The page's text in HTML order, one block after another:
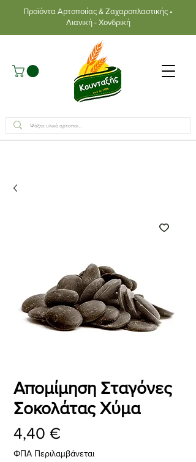
Προϊόντα Αρτοποιίας & Ζαχαροπλαστικής •
Λιανική - Χονδρική
Απομίμηση Σταγόνες
Σοκολάτας Χύμα
4,40 €Τιμή
ΦΠΑ Περιλαμβάνεται